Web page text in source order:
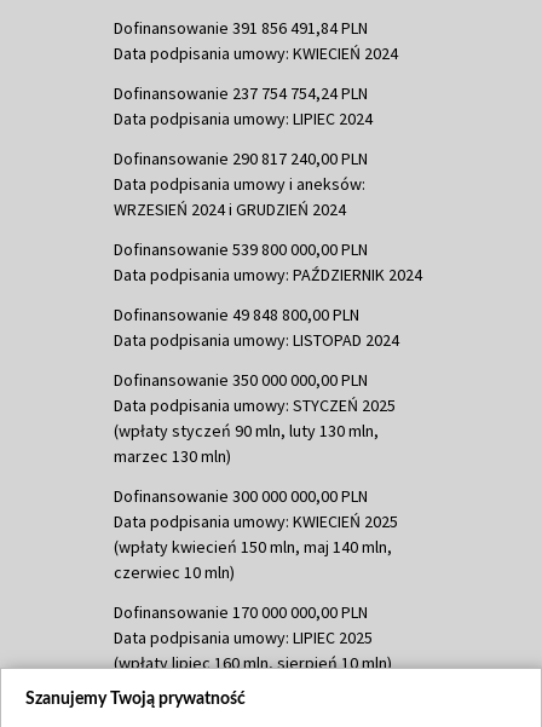
Dofinansowanie 391 856 491,84 PLN
Data podpisania umowy: KWIECIEŃ 2024
Dofinansowanie 237 754 754,24 PLN
Data podpisania umowy: LIPIEC 2024
Dofinansowanie 290 817 240,00 PLN
Data podpisania umowy i aneksów:
WRZESIEŃ 2024 i GRUDZIEŃ 2024
Dofinansowanie 539 800 000,00 PLN
Data podpisania umowy: PAŹDZIERNIK 2024
Dofinansowanie 49 848 800,00 PLN
Data podpisania umowy: LISTOPAD 2024
Dofinansowanie 350 000 000,00 PLN
Data podpisania umowy: STYCZEŃ 2025
(wpłaty styczeń 90 mln, luty 130 mln,
marzec 130 mln)
Dofinansowanie 300 000 000,00 PLN
Data podpisania umowy: KWIECIEŃ 2025
(wpłaty kwiecień 150 mln, maj 140 mln,
czerwiec 10 mln)
Dofinansowanie 170 000 000,00 PLN
Data podpisania umowy: LIPIEC 2025
(wpłaty lipiec 160 mln, sierpień 10 mln)
Dofinansowanie 60 000 000,00 PLN
Szanujemy Twoją prywatność